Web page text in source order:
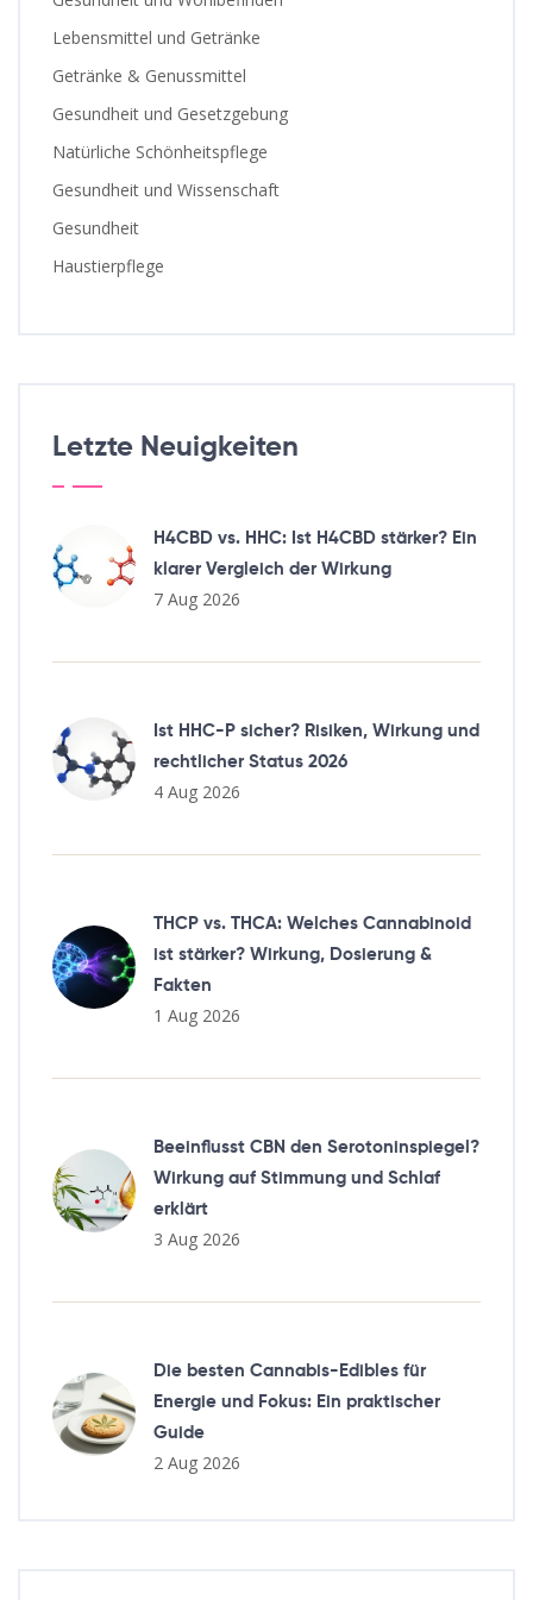
Lebensmittel und Getränke
Getränke & Genussmittel
Gesundheit und Gesetzgebung
Natürliche Schönheitspflege
Gesundheit und Wissenschaft
Gesundheit
Haustierpflege
Letzte Neuigkeiten
H4CBD vs. HHC: Ist H4CBD stärker? Ein
klarer Vergleich der Wirkung
7 Aug 2026
Ist HHC-P sicher? Risiken, Wirkung und
rechtlicher Status 2026
4 Aug 2026
THCP vs. THCA: Welches Cannabinoid
ist stärker? Wirkung, Dosierung &
Fakten
1 Aug 2026
Beeinflusst CBN den Serotoninspiegel?
Wirkung auf Stimmung und Schlaf
erklärt
3 Aug 2026
Die besten Cannabis-Edibles für
Energie und Fokus: Ein praktischer
Guide
2 Aug 2026